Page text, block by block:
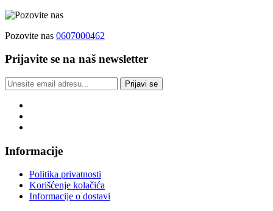
Pozovite nas 0607000462
Prijavite se na naš newsletter
Prijavi se
Informacije
Politika privatnosti
Korišćenje kolačića
Informacije o dostavi